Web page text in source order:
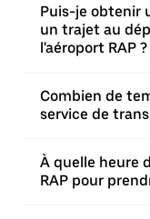
Puis-je obtenir
un trajet au
l'aéroport RAP ?
Combien de
service de
À quelle heure
RAP pour